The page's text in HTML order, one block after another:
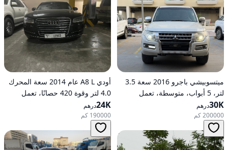
ميتسوبيشي باجرو 2016 سعة 3.5
لتر، 5 أبواب، متوسطة، تعمل
بالبنزين، أوتوماتيكية، دفع رباعي
30Kدرهم
200000 كم
أودي A8 L عام 2014 سعة المحرك
4.0 لتر وقوة 420 حصانًا، تعمل
بالبنزين، ناقل حركة أوتوماتيكي، دفع
كلي للعجلات
24Kدرهم
190000 كم